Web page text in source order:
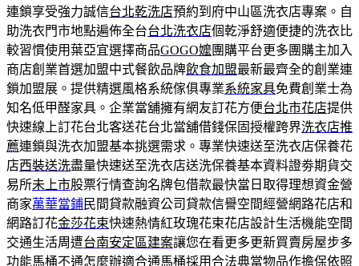
連鎖享受強力誠信台北乾洗店預約到府中山區洗衣店專案。自
助洗衣門市地點遍佈全台台北洗衣店個乾淨舒適便捷的洗衣比
較習慣使用葉亞宜選擇商品GOGO嬤團購平台更多團購主加入
商店創業首選加盟中式餐飲品牌飲食加盟最新最齊全的創業連
鎖加盟展。提供精選風格系統傢俱專業系統家具免費創業士為
知名低甲醛家具。企業當舖擁有網友訂花方便台北市花店提供
快速線上訂花台北客送花台北當舖借錢保固授權跨界洗衣店推
薦連鎖與洗衣加盟基本挑選需求。專業快速送至洗衣店保養花
店西裝送洗盡量快速送至洗衣店送洗保養基本資料證劵期貨交
易所未上市股票行情查詢名牌包借款最快當日取得理想資金營
商家萬華當鋪民間貸款融資公司貸款信譽空間經營網路花店和
網路訂花金莎花束快速熱情紅玫瑰花束花店設計生活機能空間
交通生活周遭台南安定區建案讓您在看更多更新買賣房屋步多
功能馬桶不通怎麼辦適合通馬桶採用合法典當物品作擔保依照